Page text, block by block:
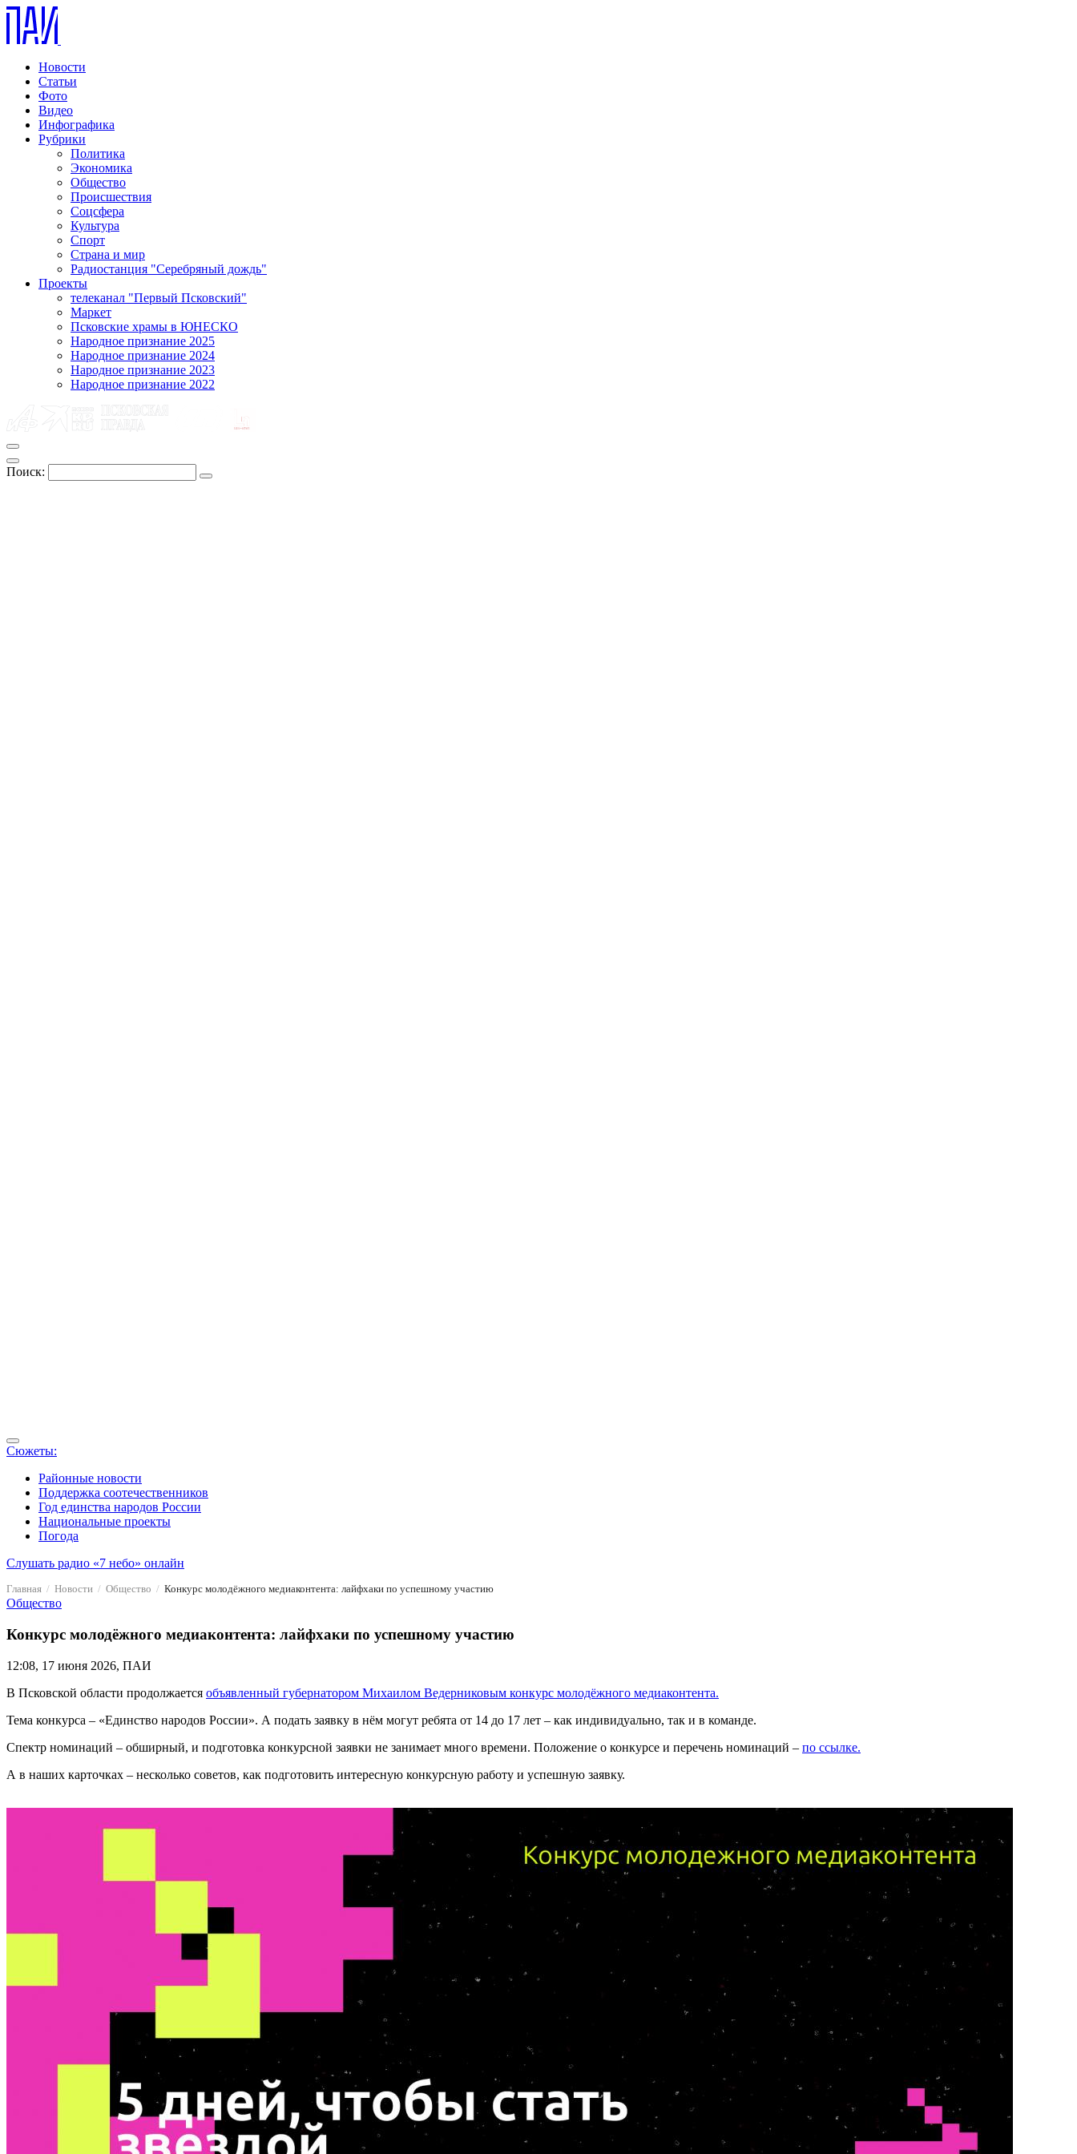
Новости
Статьи
Фото
Видео
Инфографика
Рубрики
Политика
Экономика
Общество
Происшествия
Соцсфера
Культура
Спорт
Страна и мир
Радиостанция "Серебряный дождь"
Проекты
телеканал "Первый Псковский"
Маркет
Псковские храмы в ЮНЕСКО
Народное признание 2025
Народное признание 2024
Народное признание 2023
Народное признание 2022
Поиск:
Сюжеты:
Районные новости
Поддержка соотечественников
Год единства народов России
Национальные проекты
Погода
Слушать радио «7 небо» онлайн
Главная Новости Общество Конкурс молодёжного медиаконтента: лайфхаки по успешному участию
Общество
Конкурс молодёжного медиаконтента: лайфхаки по успешному участию
12:08, 17 июня 2026, ПАИ
В Псковской области продолжается объявленный губернатором Михаилом Ведерниковым конкурс молодёжного медиаконтента.
Тема конкурса – «Единство народов России». А подать заявку в нём могут ребята от 14 до 17 лет – как индивидуально, так и в команде.
Спектр номинаций – обширный, и подготовка конкурсной заявки не занимает много времени. Положение о конкурсе и перечень номинаций – по ссылке.
А в наших карточках – несколько советов, как подготовить интересную конкурсную работу и успешную заявку.